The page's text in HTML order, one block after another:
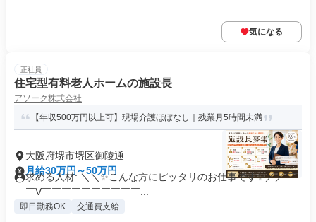
気になる
正社員
住宅型有料老人ホームの施設長
アソーク株式会社
【年収500万円以上可】現場介護ほぼなし｜残業月5時間未満
大阪府堺市堺区御陵通
月給30万円～50万円
求める人材: ＼＼✨こんな方にピッタリのお仕事です✨／／ ￣
￣V￣￣￣￣￣￣￣￣￣￣...
即日勤務OK 交通費支給